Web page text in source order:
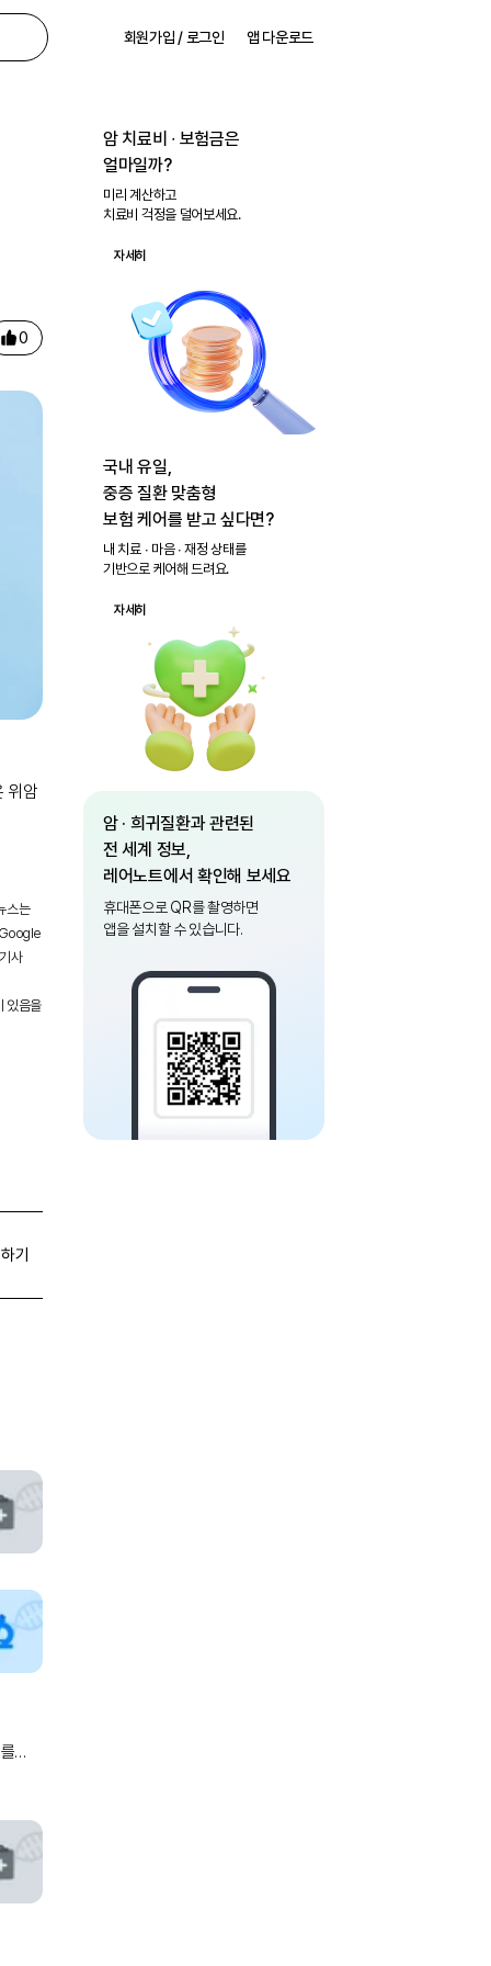
회원가입 / 로그인 앱 다운로드
0
위암
스는
사
있음을
기
암 치료비 ∙ 보험금은
얼마일까?
미리 계산하고
치료비 걱정을 덜어보세요.
자세히
국내 유일,
중증 질환 맞춤형
보험 케어를 받고 싶다면?
내 치료 ∙ 마음 ∙ 재정 상태를
기반으로 케어해 드려요.
자세히
암 · 희귀질환과 관련된
전 세계 정보,
레어노트에서 확인해 보세요
휴대폰으로 QR를 촬영하면
앱을 설치할 수 있습니다.